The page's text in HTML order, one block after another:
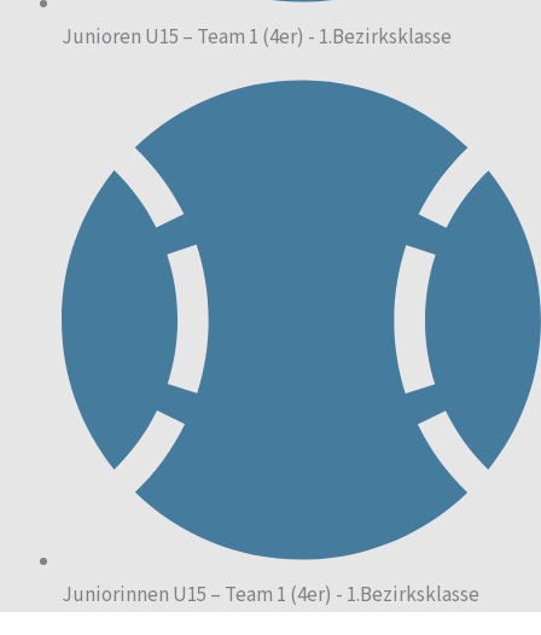
Junioren U15 – Team 1 (4er) - 1.Bezirksklasse
Juniorinnen U15 – Team 1 (4er) - 1.Bezirksklasse